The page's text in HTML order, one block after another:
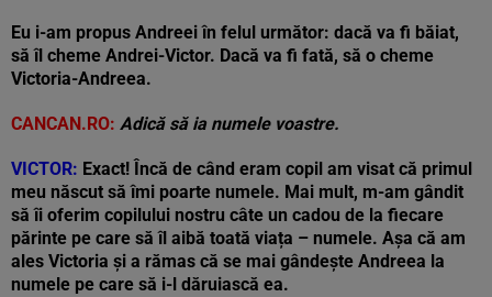
Eu i-am propus Andreei în felul următor: dacă va fi băiat,
să îl cheme Andrei-Victor. Dacă va fi fată, să o cheme
Victoria-Andreea.
CANCAN.RO: Adică să ia numele voastre.
VICTOR: Exact! Încă de când eram copil am visat că primul
meu născut să îmi poarte numele. Mai mult, m-am gândit
să îi oferim copilului nostru câte un cadou de la fiecare
părinte pe care să îl aibă toată viața – numele. Așa că am
ales Victoria și a rămas că se mai gândește Andreea la
numele pe care să i-l dăruiască ea.